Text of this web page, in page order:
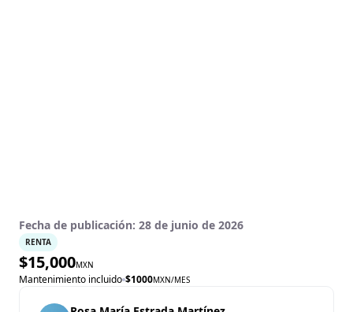
Fecha de publicación: 28 de junio de 2026
RENTA
$15,000MXN
Mantenimiento incluido $1000MXN/MES